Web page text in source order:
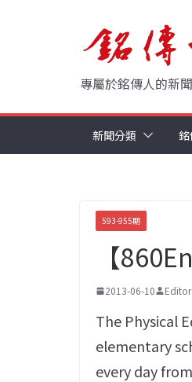
專屬於銘傳人的新
新聞分類
593-955期
【
2013-06-10
The Physical
elementary
every day